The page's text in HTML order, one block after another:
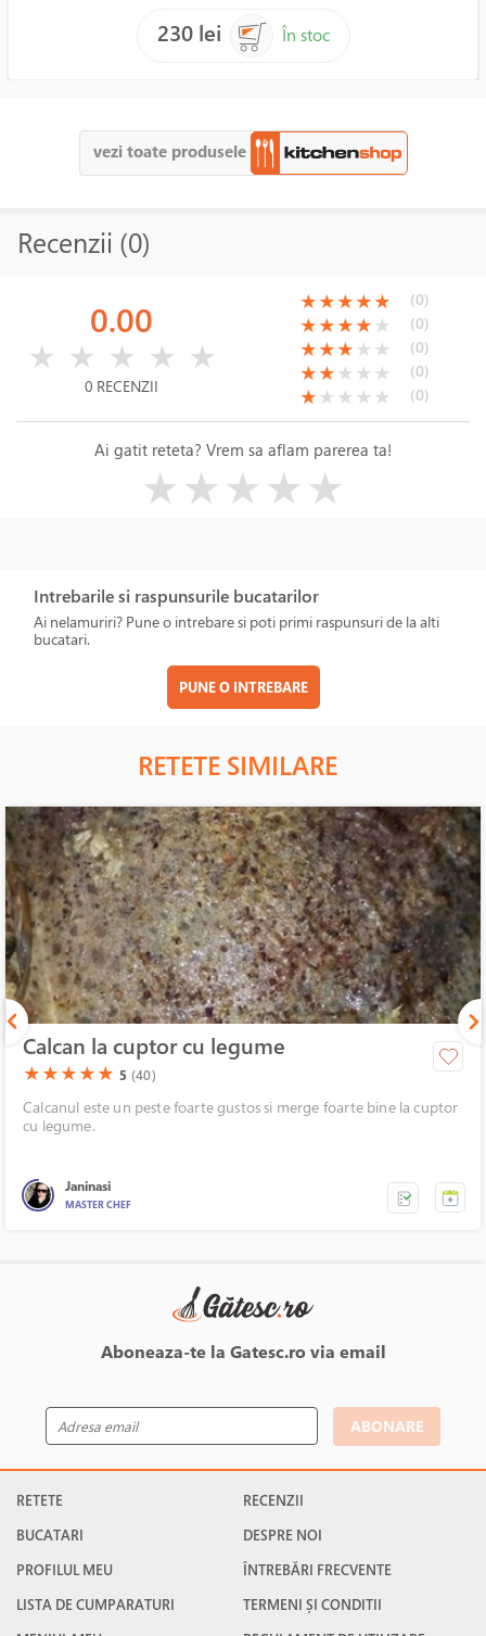
230 lei
În stoc
vezi toate produsele
Recenzii (0)
0.00
★ ★ ★ ★ ★
0 RECENZII
(*)
★(*)
★(*)
★(*)
★(*)
★ (0)
(*)
★(*)
★(*)
★(*)
★( )
★ (0)
(*)
★(*)
★(*)
★( )
★ ( )
★ (0)
(*)
★(*)
★( )
★ ( )
★ ( )
★ (0)
(*)
★( )
★ ( )
★ ( )
★ ( )
★ (0)
Ai gatit reteta? Vrem sa aflam parerea ta!
★★★★★
Intrebarile si raspunsurile bucatarilor
Ai nelamuriri? Pune o intrebare si poti primi raspunsuri de la alti
bucatari.
PUNE O INTREBARE
RETETE SIMILARE
Calcan la cuptor cu legume
(*)
★(*)
★(*)
★(*)
★(*)
★ 5 (40)
Calcanul este un peste foarte gustos si merge foarte bine la cuptor
cu legume.
Janinasi
MASTER CHEF
Aboneaza-te la Gatesc.ro via email
ABONARE
RETETE
BUCATARI
PROFILUL MEU
LISTA DE CUMPARATURI
RECENZII
DESPRE NOI
ÎNTREBĂRI FRECVENTE
TERMENI ȘI CONDITII